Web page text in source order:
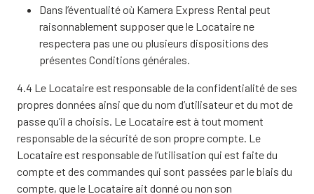
Dans l’éventualité où Kamera Express Rental peut
raisonnablement supposer que le Locataire ne
respectera pas une ou plusieurs dispositions des
présentes Conditions générales.
4.4 Le Locataire est responsable de la confidentialité de ses
propres données ainsi que du nom d’utilisateur et du mot de
passe qu’il a choisis. Le Locataire est à tout moment
responsable de la sécurité de son propre compte. Le
Locataire est responsable de l’utilisation qui est faite du
compte et des commandes qui sont passées par le biais du
compte, que le Locataire ait donné ou non son